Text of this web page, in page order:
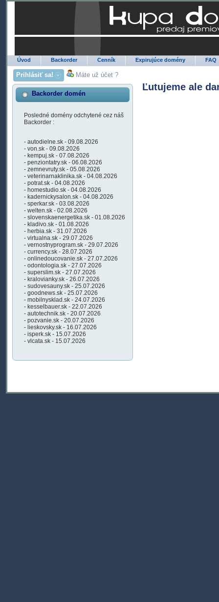
Úvod Backorder Cenník Expirujúce domény FAQ
Prihlásiť sa! Máte už účet ?
Backorder domén
Posledné domény odchytené cez náš
Backorder :
- autodielne.sk - 09.08.2026
- von.sk - 09.08.2026
- kempuj.sk - 07.08.2026
- penziontatry.sk - 06.08.2026
- zemnevruty.sk - 05.08.2026
- veterinarnaklinika.sk - 04.08.2026
- potrat.sk - 04.08.2026
- homestudio.sk - 04.08.2026
- kadernickysalon.sk - 04.08.2026
- sperkar.sk - 03.08.2026
- welten.sk - 02.08.2026
- slovenskaenergetika.sk - 01.08.2026
- kladivo.sk - 01.08.2026
- herbia.sk - 31.07.2026
- virtualna.sk - 29.07.2026
- vernostnyprogram.sk - 29.07.2026
- currency.sk - 28.07.2026
- onlinedoucovanie.sk - 27.07.2026
- odontologia.sk - 27.07.2026
- superslim.sk - 27.07.2026
- kralovianky.sk - 26.07.2026
- sudovesauny.sk - 25.07.2026
- goodnews.sk - 25.07.2026
- mobilnysklad.sk - 24.07.2026
- kesselbauer.sk - 22.07.2026
- autotechnik.sk - 20.07.2026
- pozvanie.sk - 20.07.2026
- lieskovsky.sk - 16.07.2026
- isperk.sk - 15.07.2026
- vlcata.sk - 15.07.2026
Ľutujeme ale